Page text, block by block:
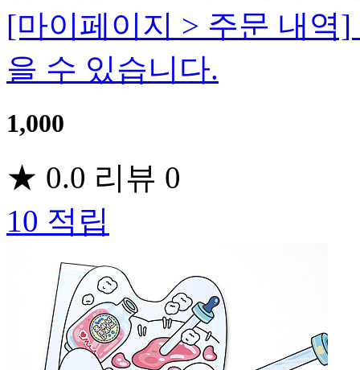
[마이페이지 > 주문 내역
을 수 있습니다.
1,000
★ 0.0 리뷰 0
10 적립